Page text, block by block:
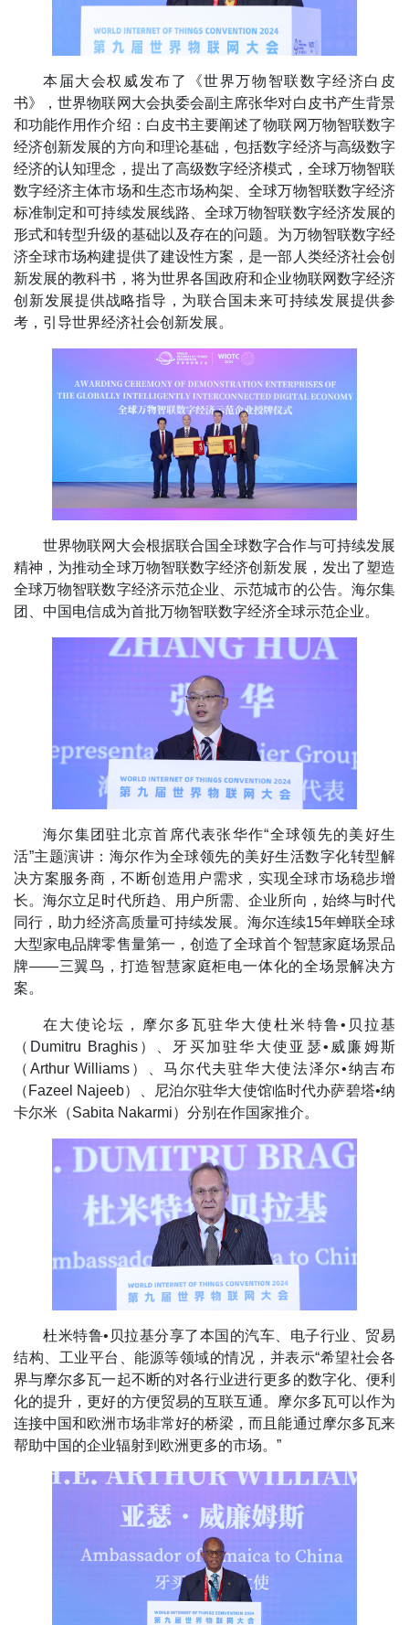
本届大会权威发布了《世界万物智联数字经济白皮
书》，世界物联网大会执委会副主席张华对白皮书产生背景
和功能作用作介绍：白皮书主要阐述了物联网万物智联数字
经济创新发展的方向和理论基础，包括数字经济与高级数字
经济的认知理念，提出了高级数字经济模式，全球万物智联
数字经济主体市场和生态市场构架、全球万物智联数字经济
标准制定和可持续发展线路、全球万物智联数字经济发展的
形式和转型升级的基础以及存在的问题。为万物智联数字经
济全球市场构建提供了建设性方案，是一部人类经济社会创
新发展的教科书，将为世界各国政府和企业物联网数字经济
创新发展提供战略指导，为联合国未来可持续发展提供参
考，引导世界经济社会创新发展。
世界物联网大会根据联合国全球数字合作与可持续发展
精神，为推动全球万物智联数字经济创新发展，发出了塑造
全球万物智联数字经济示范企业、示范城市的公告。海尔集
团、中国电信成为首批万物智联数字经济全球示范企业。
海尔集团驻北京首席代表张华作“全球领先的美好生
活”主题演讲：海尔作为全球领先的美好生活数字化转型解
决方案服务商，不断创造用户需求，实现全球市场稳步增
长。海尔立足时代所趋、用户所需、企业所向，始终与时代
同行，助力经济高质量可持续发展。海尔连续15年蝉联全球
大型家电品牌零售量第一，创造了全球首个智慧家庭场景品
牌——三翼鸟，打造智慧家庭柜电一体化的全场景解决方
案。
在大使论坛，摩尔多瓦驻华大使杜米特鲁•贝拉基
（Dumitru Braghis）、牙买加驻华大使亚瑟•威廉姆斯
（Arthur Williams）、马尔代夫驻华大使法泽尔•纳吉布
（Fazeel Najeeb）、尼泊尔驻华大使馆临时代办萨碧塔•纳
卡尔米（Sabita Nakarmi）分别在作国家推介。
杜米特鲁•贝拉基分享了本国的汽车、电子行业、贸易
结构、工业平台、能源等领域的情况，并表示“希望社会各
界与摩尔多瓦一起不断的对各行业进行更多的数字化、便利
化的提升，更好的方便贸易的互联互通。摩尔多瓦可以作为
连接中国和欧洲市场非常好的桥梁，而且能通过摩尔多瓦来
帮助中国的企业辐射到欧洲更多的市场。”